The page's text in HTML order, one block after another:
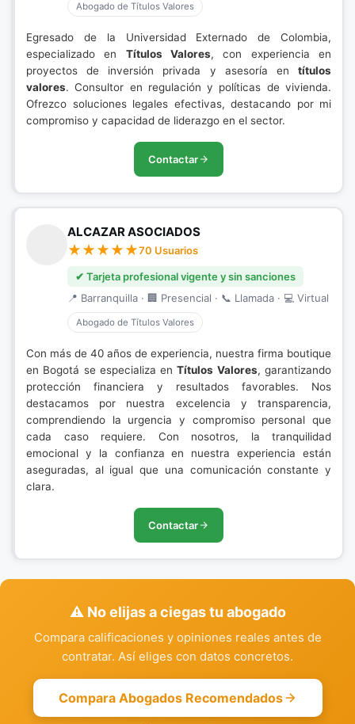
Abogado de Títulos Valores
Egresado de la Universidad Externado de Colombia,
especializado en Títulos Valores, con experiencia en
proyectos de inversión privada y asesoría en títulos
valores. Consultor en regulación y políticas de vivienda.
Ofrezco soluciones legales efectivas, destacando por mi
compromiso y capacidad de liderazgo en el sector.
Contactar
ALCAZAR ASOCIADOS
70 Usuarios
✔ Tarjeta profesional vigente y sin sanciones
📍 Barranquilla · 🏢 Presencial · 📞 Llamada · 💻 Virtual
Abogado de Títulos Valores
Con más de 40 años de experiencia, nuestra firma boutique
en Bogotá se especializa enTítulos Valores, garantizando
protección financiera y resultados favorables. Nos
destacamos por nuestra excelencia y transparencia,
comprendiendo la urgencia y compromiso personal que
cada caso requiere. Con nosotros, la tranquilidad
emocional y la confianza en nuestra experiencia están
aseguradas, al igual que una comunicación constante y
clara.
Contactar
⚠️ No elijas a ciegas tu abogado
Compara calificaciones y opiniones reales antes de
contratar. Así eliges con datos concretos.
Compara Abogados Recomendados